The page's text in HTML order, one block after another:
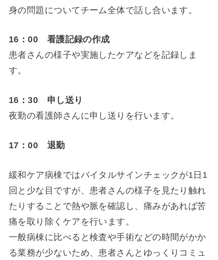
身の問題についてチーム全体で話し合います。
16：00 看護記録の作成
患者さんの様子や実施したケアなどを記録しま
す。
16：30 申し送り
夜勤の看護師さんに申し送りを行います。
17：00 退勤
緩和ケア病棟ではバイタルサインチェックが1日1
回と少な目ですが、患者さんの様子を見たり触れ
たりすることで熱や脈を確認し、痛みがあれば苦
痛を取り除くケアを行います。
一般病棟に比べると検査や手術などの時間がかか
る業務が少ないため、患者さんとゆっくりコミュ